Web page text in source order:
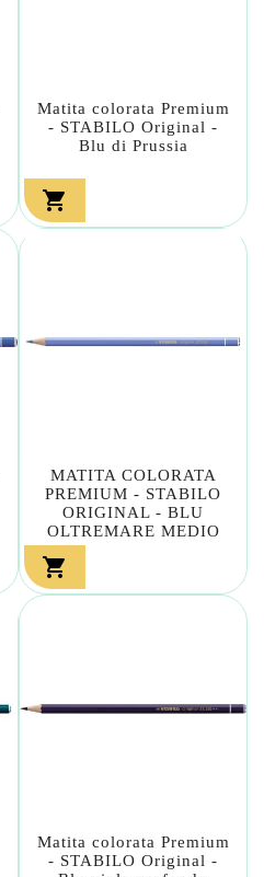
Matita colorata Premium
- STABILO Original -
Blu di Prussia

MATITA COLORATA
PREMIUM - STABILO
ORIGINAL - BLU
OLTREMARE MEDIO

Matita colorata Premium
- STABILO Original -